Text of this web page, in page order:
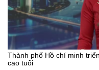
Thành phố Hồ chí minh
cao tuổi